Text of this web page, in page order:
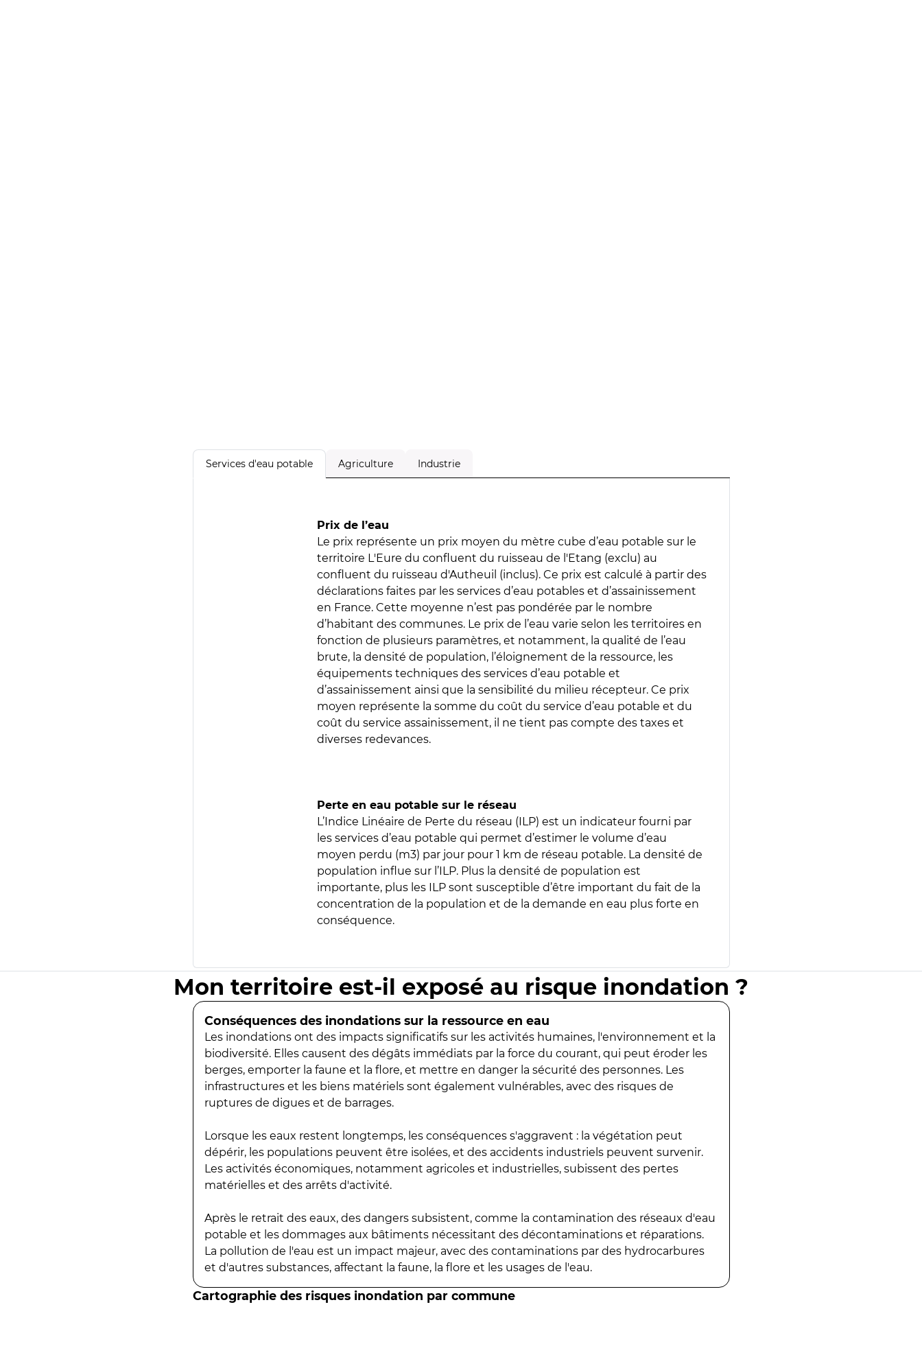
Services d'eau potable Agriculture Industrie
Prix de l’eau
Le prix représente un prix moyen du mètre cube d’eau potable sur le
territoire L'Eure du confluent du ruisseau de l'Etang (exclu) au
confluent du ruisseau d'Autheuil (inclus). Ce prix est calculé à partir des
déclarations faites par les services d’eau potables et d’assainissement
en France. Cette moyenne n’est pas pondérée par le nombre
d’habitant des communes. Le prix de l’eau varie selon les territoires en
fonction de plusieurs paramètres, et notamment, la qualité de l’eau
brute, la densité de population, l’éloignement de la ressource, les
équipements techniques des services d’eau potable et
d’assainissement ainsi que la sensibilité du milieu récepteur. Ce prix
moyen représente la somme du coût du service d’eau potable et du
coût du service assainissement, il ne tient pas compte des taxes et
diverses redevances.
Perte en eau potable sur le réseau
L’Indice Linéaire de Perte du réseau (ILP) est un indicateur fourni par
les services d’eau potable qui permet d’estimer le volume d’eau
moyen perdu (m3) par jour pour 1 km de réseau potable. La densité de
population influe sur l’ILP. Plus la densité de population est
importante, plus les ILP sont susceptible d’être important du fait de la
concentration de la population et de la demande en eau plus forte en
conséquence.
Mon territoire est-il exposé au risque inondation ?
Conséquences des inondations sur la ressource en eau
Les inondations ont des impacts significatifs sur les activités humaines, l'environnement et la
biodiversité. Elles causent des dégâts immédiats par la force du courant, qui peut éroder les
berges, emporter la faune et la flore, et mettre en danger la sécurité des personnes. Les
infrastructures et les biens matériels sont également vulnérables, avec des risques de
ruptures de digues et de barrages.
Lorsque les eaux restent longtemps, les conséquences s'aggravent : la végétation peut
dépérir, les populations peuvent être isolées, et des accidents industriels peuvent survenir.
Les activités économiques, notamment agricoles et industrielles, subissent des pertes
matérielles et des arrêts d'activité.
Après le retrait des eaux, des dangers subsistent, comme la contamination des réseaux d'eau
potable et les dommages aux bâtiments nécessitant des décontaminations et réparations.
La pollution de l'eau est un impact majeur, avec des contaminations par des hydrocarbures
et d'autres substances, affectant la faune, la flore et les usages de l'eau.
Cartographie des risques inondation par commune